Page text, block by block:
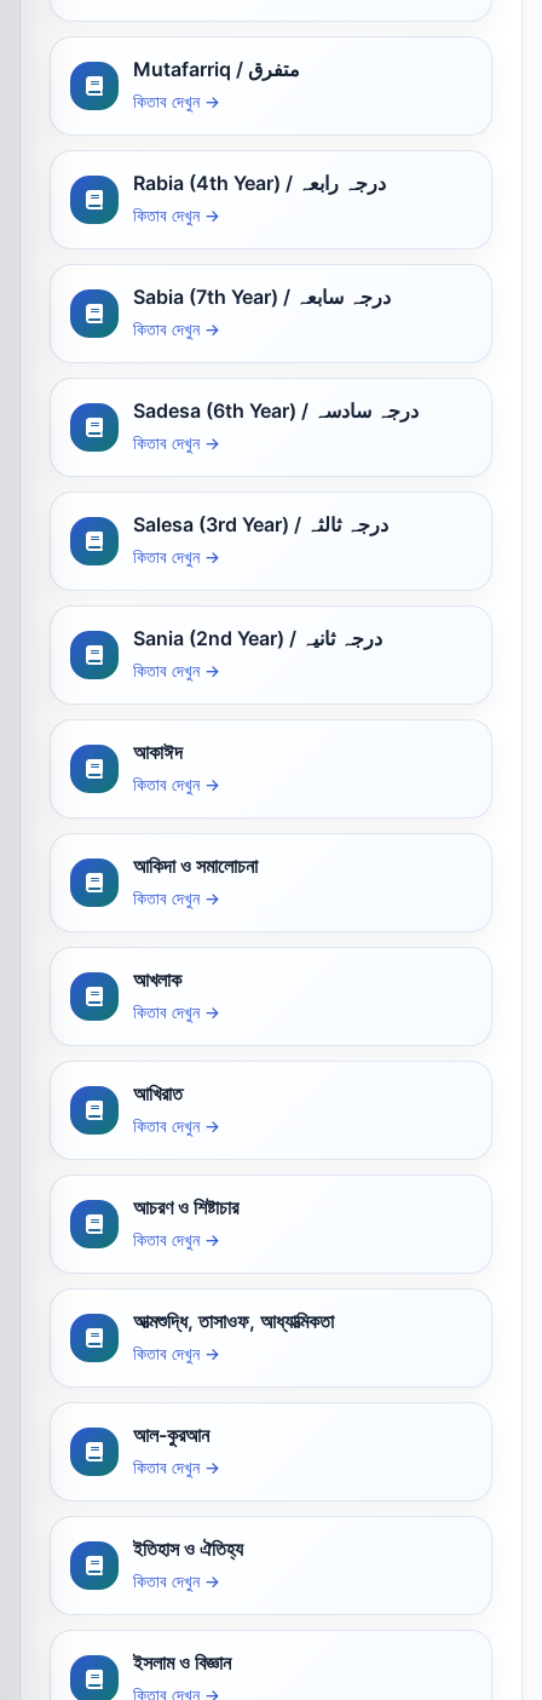
Mutafarriq / متفرق
কিতাব দেখুন →
Rabia (4th Year) / درجہ رابعہ
কিতাব দেখুন →
Sabia (7th Year) / درجہ سابعہ
কিতাব দেখুন →
Sadesa (6th Year) / درجہ سادسہ
কিতাব দেখুন →
Salesa (3rd Year) / درجہ ثالثہ
কিতাব দেখুন →
Sania (2nd Year) / درجہ ثانیہ
কিতাব দেখুন →
আকাঈদ
কিতাব দেখুন →
আকিদা ও সমালোচনা
কিতাব দেখুন →
আখলাক
কিতাব দেখুন →
আখিরাত
কিতাব দেখুন →
আচরণ ও শিষ্টাচার
কিতাব দেখুন →
আত্মশুদ্ধি, তাসাওফ, আধ্যাত্মিকতা
কিতাব দেখুন →
আল-কুরআন
কিতাব দেখুন →
ইতিহাস ও ঐতিহ্য
কিতাব দেখুন →
ইসলাম ও বিজ্ঞান
কিতাব দেখুন →